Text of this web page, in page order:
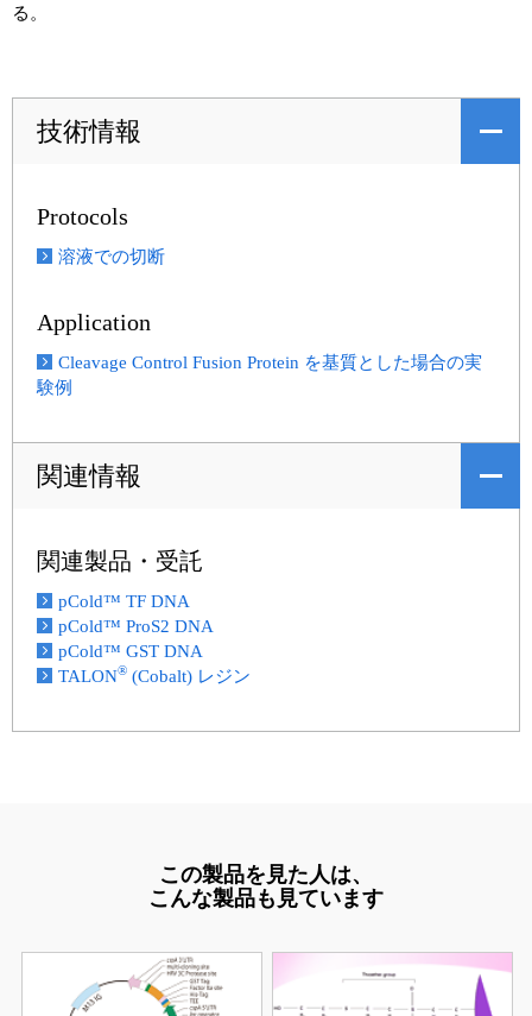
る。
技術情報
Protocols
溶液での切断
Application
Cleavage Control Fusion Protein を基質とした場合の実
験例
関連情報
関連製品・受託
pCold™ TF DNA
pCold™ ProS2 DNA
pCold™ GST DNA
TALON® (Cobalt) レジン
この製品を見た人は、
こんな製品も見ています